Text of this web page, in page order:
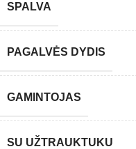
SPALVA
PAGALVĖS DYDIS
GAMINTOJAS
SU UŽTRAUKTUKU